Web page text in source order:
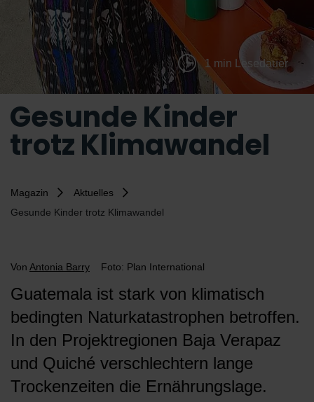
1 min Lesedauer
Gesunde Kinder
trotz Klimawandel
Magazin
Aktuelles
Gesunde Kinder trotz Klimawandel
Von Antonia Barry Foto: Plan International
Guatemala ist stark von klimatisch
bedingten Naturkatastrophen betroffen.
In den Projektregionen Baja Verapaz
und Quiché verschlechtern lange
Trockenzeiten die Ernährungslage.